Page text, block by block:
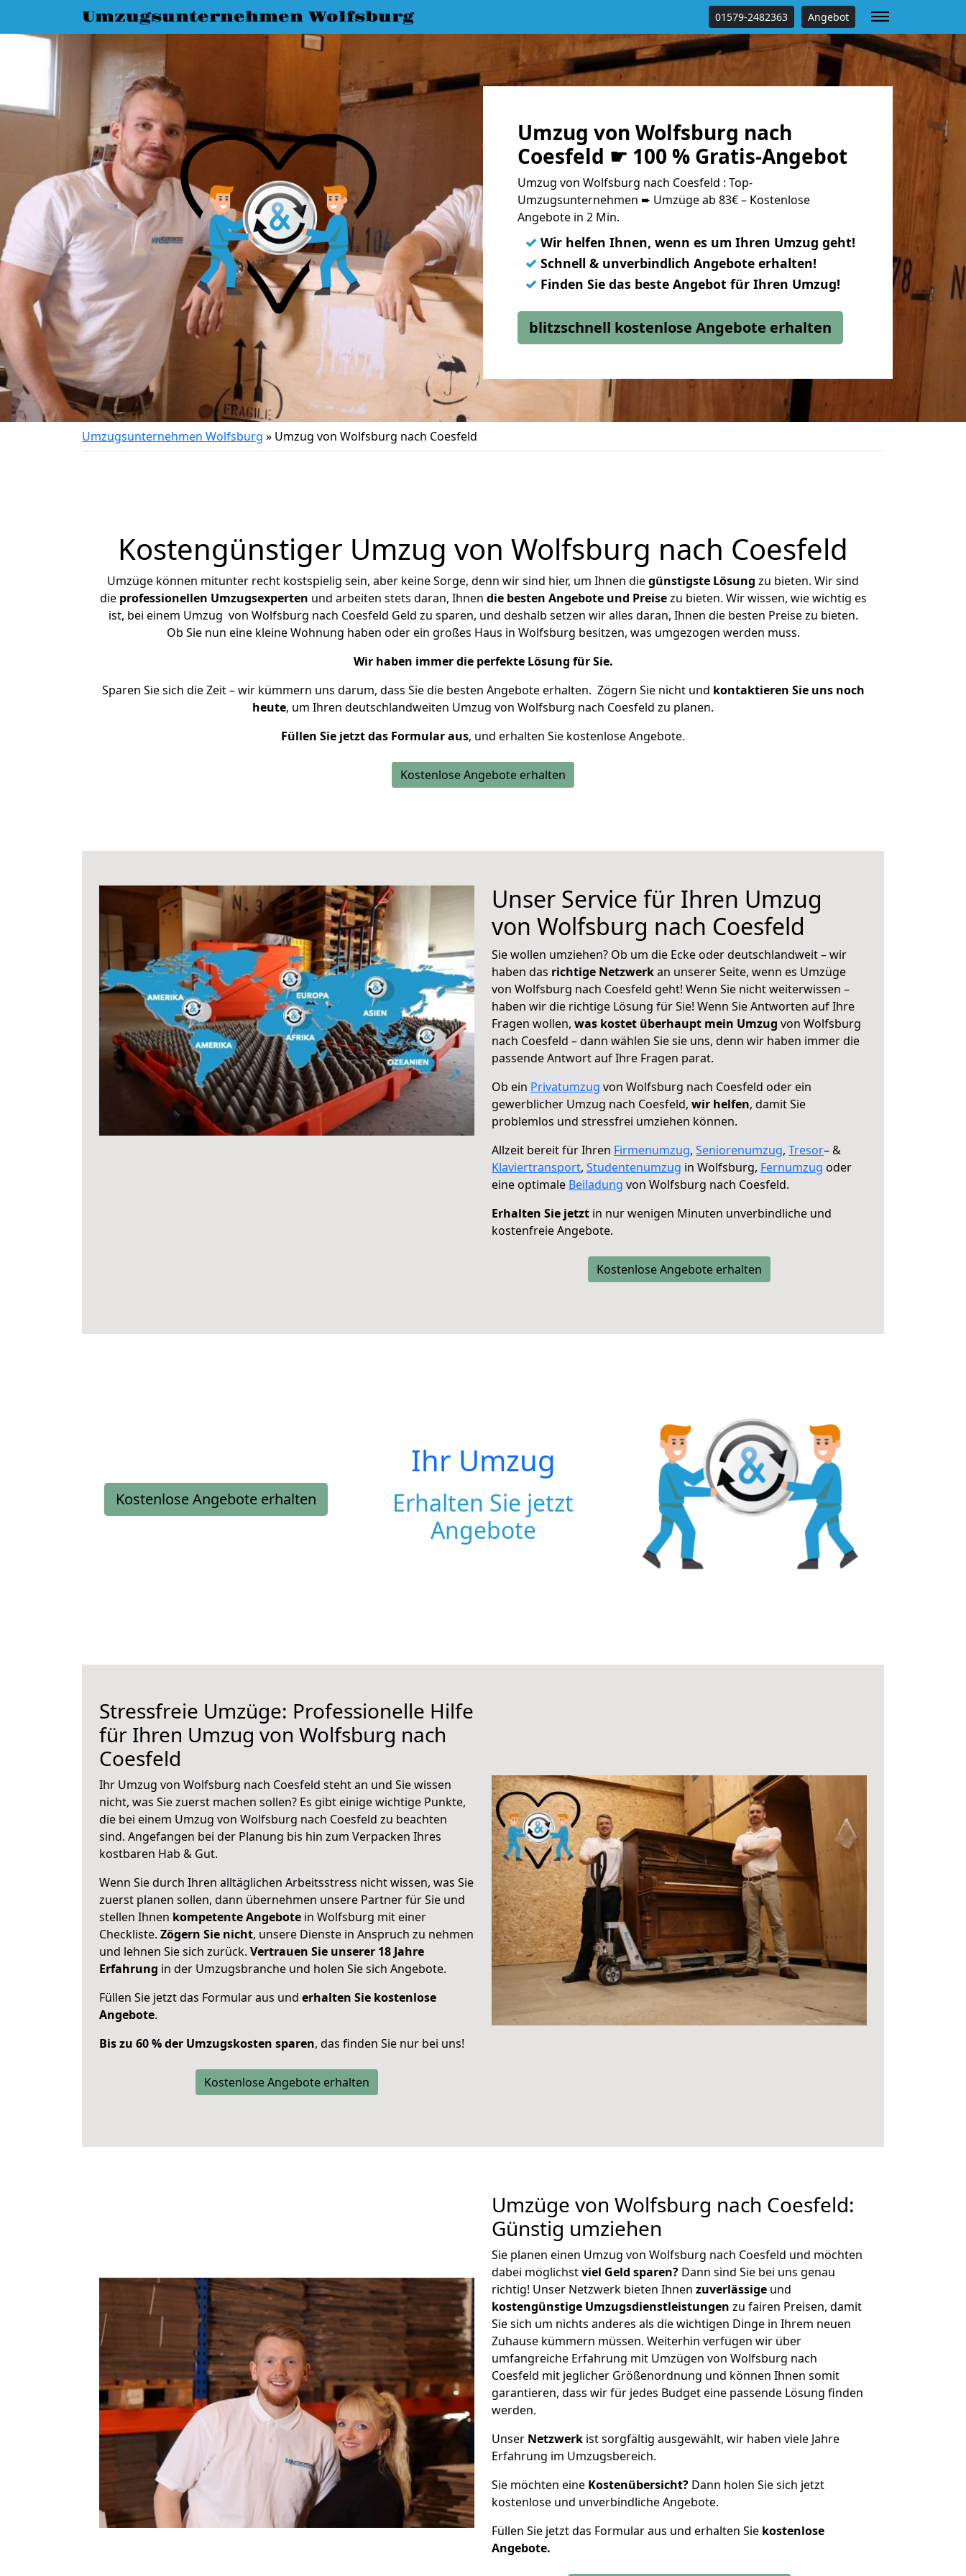
Umzugsunternehmen Wolfsburg 01579-2482363 Angebot
Umzug von Wolfsburg nach
Coesfeld ☛ 100 % Gratis-Angebot
Umzug von Wolfsburg nach Coesfeld : Top-
Umzugsunternehmen ➨ Umzüge ab 83€ – Kostenlose
Angebote in 2 Min.
✓ Wir helfen Ihnen, wenn es um Ihren Umzug geht!
✓ Schnell & unverbindlich Angebote erhalten!
✓ Finden Sie das beste Angebot für Ihren Umzug!
blitzschnell kostenlose Angebote erhalten
Umzugsunternehmen Wolfsburg » Umzug von Wolfsburg nach Coesfeld
Kostengünstiger Umzug von Wolfsburg nach Coesfeld
Umzüge können mitunter recht kostspielig sein, aber keine Sorge, denn wir sind hier, um Ihnen diegünstigste Lösung zu bieten. Wir sind
die professionellen Umzugsexperten und arbeiten stets daran, Ihnen die besten Angebote und Preisezu bieten. Wir wissen, wie wichtig es
ist, bei einem Umzug von Wolfsburg nach Coesfeld Geld zu sparen, und deshalb setzen wir alles daran, Ihnen die besten Preise zu bieten.
Ob Sie nun eine kleine Wohnung haben oder ein großes Haus in Wolfsburg besitzen, was umgezogen werden muss.
Wir haben immer die perfekte Lösung für Sie.
Sparen Sie sich die Zeit – wir kümmern uns darum, dass Sie die besten Angebote erhalten. Zögern Sie nicht und kontaktieren Sie uns noch
heute, um Ihren deutschlandweiten Umzug von Wolfsburg nach Coesfeld zu planen.
Füllen Sie jetzt das Formular aus, und erhalten Sie kostenlose Angebote.
Kostenlose Angebote erhalten
Unser Service für Ihren Umzug
von Wolfsburg nach Coesfeld
Sie wollen umziehen? Ob um die Ecke oder deutschlandweit – wir
haben das richtige Netzwerkan unserer Seite, wenn es Umzüge
von Wolfsburg nach Coesfeld geht! Wenn Sie nicht weiterwissen –
haben wir die richtige Lösung für Sie! Wenn Sie Antworten auf Ihre
Fragen wollen, was kostet überhaupt mein Umzug von Wolfsburg
nach Coesfeld – dann wählen Sie sie uns, denn wir haben immer die
passende Antwort auf Ihre Fragen parat.
Ob ein Privatumzug von Wolfsburg nach Coesfeld oder ein
gewerblicher Umzug nach Coesfeld, wir helfen, damit Sie
problemlos und stressfrei umziehen können.
Allzeit bereit für Ihren Firmenumzug, Seniorenumzug, Tresor– &
Klaviertransport, Studentenumzug in Wolfsburg, Fernumzug oder
eine optimale Beiladung von Wolfsburg nach Coesfeld.
Erhalten Sie jetzt in nur wenigen Minuten unverbindliche und
kostenfreie Angebote.
Kostenlose Angebote erhalten
Kostenlose Angebote erhalten
Ihr Umzug
Erhalten Sie jetzt
Angebote
Stressfreie Umzüge: Professionelle Hilfe
für Ihren Umzug von Wolfsburg nach
Coesfeld
Ihr Umzug von Wolfsburg nach Coesfeld steht an und Sie wissen
nicht, was Sie zuerst machen sollen? Es gibt einige wichtige Punkte,
die bei einem Umzug von Wolfsburg nach Coesfeld zu beachten
sind. Angefangen bei der Planung bis hin zum Verpacken Ihres
kostbaren Hab & Gut.
Wenn Sie durch Ihren alltäglichen Arbeitsstress nicht wissen, was Sie
zuerst planen sollen, dann übernehmen unsere Partner für Sie und
stellen Ihnen kompetente Angebote in Wolfsburg mit einer
Checkliste. Zögern Sie nicht, unsere Dienste in Anspruch zu nehmen
und lehnen Sie sich zurück. Vertrauen Sie unserer 18 Jahre
Erfahrung in der Umzugsbranche und holen Sie sich Angebote.
Füllen Sie jetzt das Formular aus und erhalten Sie kostenlose
Angebote.
Bis zu 60 % der Umzugskosten sparen, das finden Sie nur bei uns!
Kostenlose Angebote erhalten
Umzüge von Wolfsburg nach Coesfeld:
Günstig umziehen
Sie planen einen Umzug von Wolfsburg nach Coesfeld und möchten
dabei möglichstviel Geld sparen? Dann sind Sie bei uns genau
richtig! Unser Netzwerk bieten Ihnen zuverlässige und
kostengünstige Umzugsdienstleistungen zu fairen Preisen, damit
Sie sich um nichts anderes als die wichtigen Dinge in Ihrem neuen
Zuhause kümmern müssen. Weiterhin verfügen wir über
umfangreiche Erfahrung mit Umzügen von Wolfsburg nach
Coesfeld mit jeglicher Größenordnung und können Ihnen somit
garantieren, dass wir für jedes Budget eine passende Lösung finden
werden.
Unser Netzwerk ist sorgfältig ausgewählt, wir haben viele Jahre
Erfahrung im Umzugsbereich.
Sie möchten eine Kostenübersicht? Dann holen Sie sich jetzt
kostenlose und unverbindliche Angebote.
Füllen Sie jetzt das Formular aus und erhalten Sie kostenlose
Angebote.